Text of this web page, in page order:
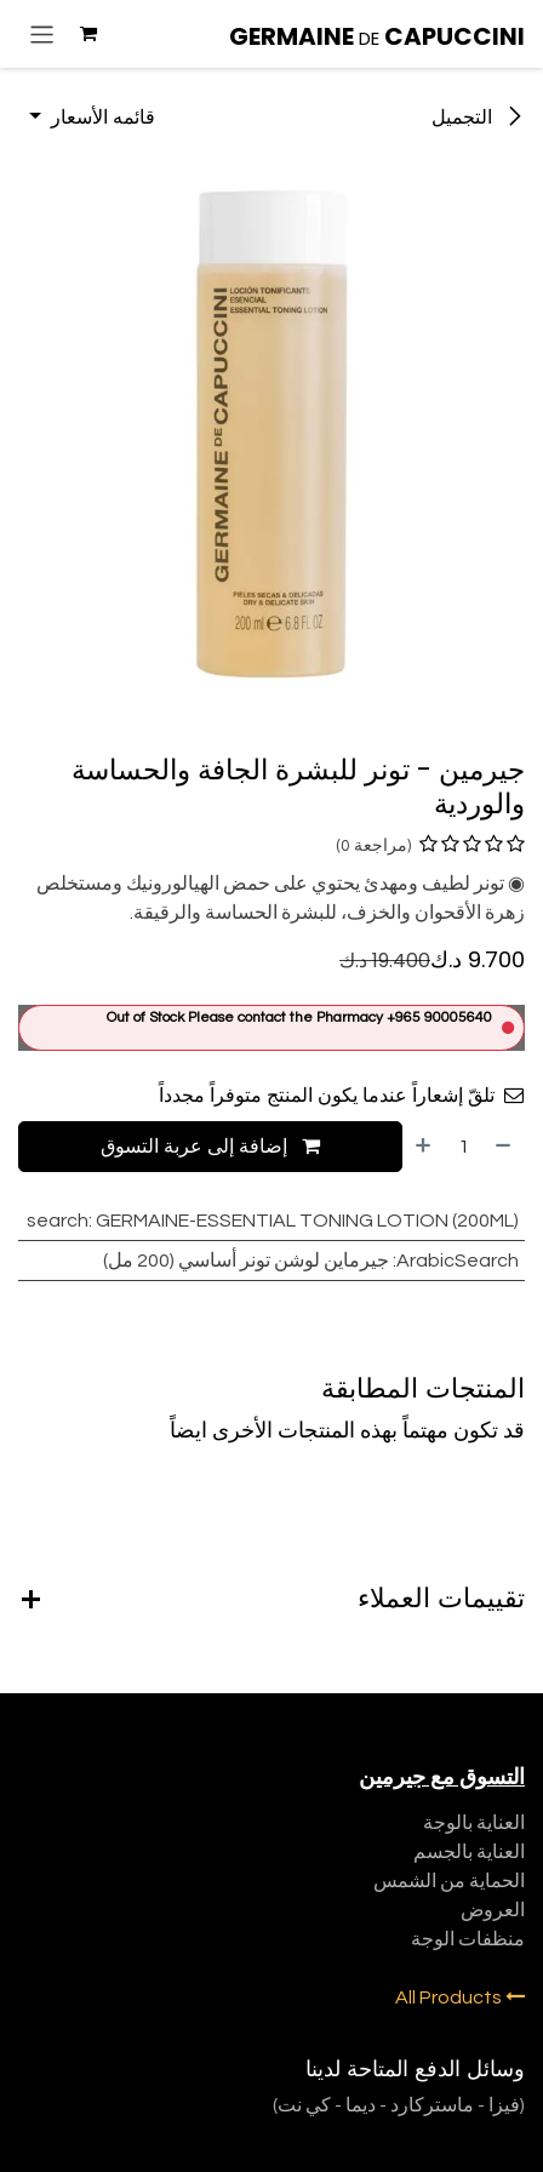
GERMAINEDE CAPUCCINI
التجميل قائمه الأسعار
جيرمين - تونر للبشرة الجافة والحساسة
والوردية
(مراجعة 0)
◉ تونر لطيف ومهدئ يحتوي على حمض الهيالورونيك ومستخلص
زهرة الأقحوان والخزف، للبشرة الحساسة والرقيقة.
9.700 د.ك19.400د.ك
Out of Stock Please contact the Pharmacy +965 90005640
تلقّ إشعاراً عندما يكون المنتج متوفراً مجدداً
إضافة إلى عربة التسوق
search:GERMAINE-ESSENTIAL TONING LOTION (200ML)
ArabicSearch
: جيرماين لوشن تونر أساسي (200 مل)
المنتجات المطابقة
قد تكون مهتماً بهذه المنتجات الأخرى ايضاً
تقييمات العملاء
التسوق مع جيرمين
العناية بالوجة
العناية بالجسم
الحماية من الشمس
العروض
منظفات الوجة
وسائل الدفع المتاحة لدينا
(فيزا - ماستركارد - ديما - كي نت)